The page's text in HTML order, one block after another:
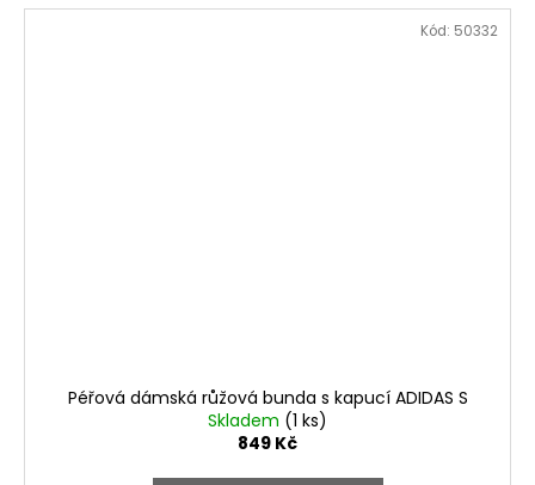
Péřová dámská růžová bunda s kapucí ADIDAS S
Skladem (1 ks)
849 Kč
Kód: 50332